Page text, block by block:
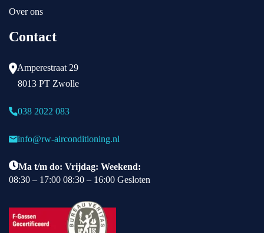
Over ons
Contact
Amperestraat 29
8013 PT Zwolle
038 2022 083
info@rw-airconditioning.nl
Ma t/m do: Vrijdag: Weekend:
08:30 – 17:00 08:30 – 16:00 Gesloten